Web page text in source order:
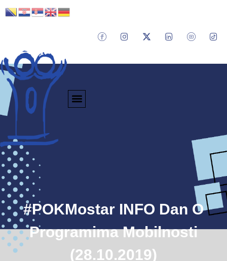
#POKMostar INFO Dan O
Programima Mobilnosti
(28.10.2019)